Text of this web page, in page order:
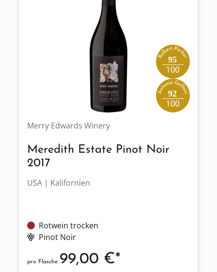
95
92
Merry Edwards Winery
Meredith Estate Pinot Noir
2017
USA | Kalifornien
Rotwein trocken
Pinot Noir
pro Flasche 99,00 €*